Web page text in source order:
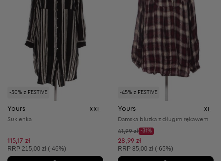
-50% z FESTIVE
Yours XXL
Sukienka
115,17 zł
Cena sugerowana:
RRP 215,00 zł (-46%)
-45% z FESTIVE
Yours XL
Damska bluzka z długim rękawem
Cena początkowa:
41,99 zł
Discount Price:
-31%
Obniżona cena:
28,99 zł
Cena sugerowana:
RRP 85,00 zł (-65%)